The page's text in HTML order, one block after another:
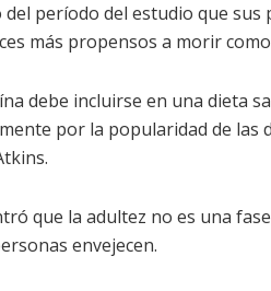
período del estudio que sus
más propensos a morir
debe incluirse en una dieta
por la popularidad de las
que la adultez no es una
envejecen.